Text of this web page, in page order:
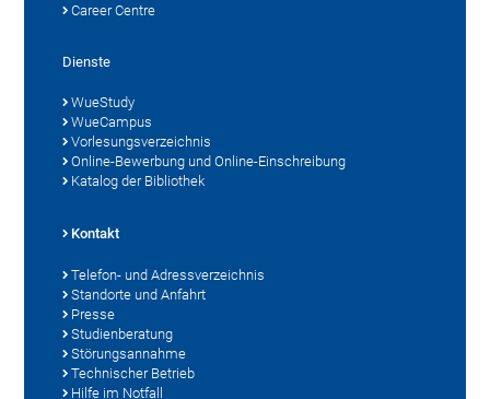
Career Centre
Dienste
WueStudy
WueCampus
Vorlesungsverzeichnis
Online-Bewerbung und Online-Einschreibung
Katalog der Bibliothek
Kontakt
Telefon- und Adressverzeichnis
Standorte und Anfahrt
Presse
Studienberatung
Störungsannahme
Technischer Betrieb
Hilfe im Notfall